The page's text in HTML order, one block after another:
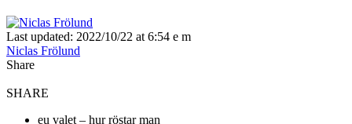
Last updated: 2022/10/22 at 6:54 e m
Niclas Frölund
Share
SHARE
eu valet – hur röstar man